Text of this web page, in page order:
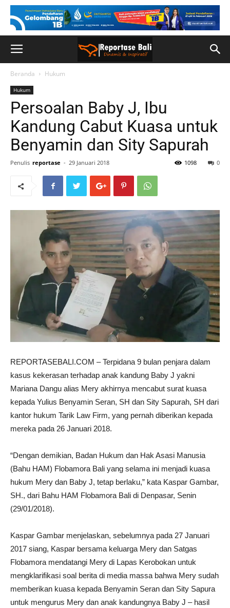
Beranda Hukum
Hukum
Persoalan Baby J, Ibu
Kandung Cabut Kuasa untuk
Benyamin dan Sity Sapurah
Penulis reportase - 29 Januari 2018 0
1098
REPORTASEBALI.COM – Terpidana 9 bulan penjara dalam
kasus kekerasan terhadap anak kandung Baby J yakni
Mariana Dangu alias Mery akhirnya mencabut surat kuasa
kepada Yulius Benyamin Seran, SH dan Sity Sapurah, SH dari
kantor hukum Tarik Law Firm, yang pernah diberikan kepada
mereka pada 26 Januari 2018.
“Dengan demikian, Badan Hukum dan Hak Asasi Manusia
(Bahu HAM) Flobamora Bali yang selama ini menjadi kuasa
hukum Mery dan Baby J, tetap berlaku,” kata Kaspar Gambar,
SH., dari Bahu HAM Flobamora Bali di Denpasar, Senin
(29/01/2018).
Kaspar Gambar menjelaskan, sebelumnya pada 27 Januari
2017 siang, Kaspar bersama keluarga Mery dan Satgas
Flobamora mendatangi Mery di Lapas Kerobokan untuk
mengklarifikasi soal berita di media massa bahwa Mery sudah
memberikan kuasa kepada Benyamin Seran dan Sity Sapura
untuk mengurus Mery dan anak kandungnya Baby J – hasil